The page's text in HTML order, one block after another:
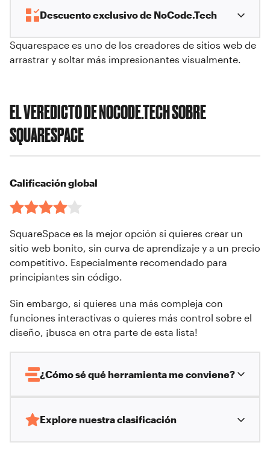
Squarespace es uno de los creadores de sitios web de
arrastrar y soltar más impresionantes visualmente.
Descuento exclusivo de NoCode.Tech
EL VEREDICTO DE NOCODE.TECH SOBRE
SQUARESPACE
Calificación global
SquareSpace es la mejor opción si quieres crear un
sitio web bonito, sin curva de aprendizaje y a un precio
competitivo. Especialmente recomendado para
principiantes sin código.
Sin embargo, si quieres una más compleja con
funciones interactivas o quieres más control sobre el
diseño, ¡busca en otra parte de esta lista!
Explore nuestra clasificación
¿Cómo sé qué herramienta me conviene?